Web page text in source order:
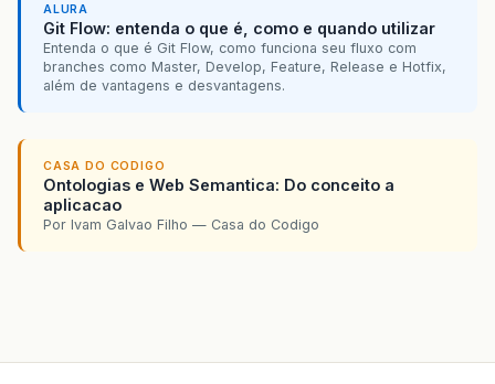
ALURA
Git Flow: entenda o que é, como e quando utilizar
Entenda o que é Git Flow, como funciona seu fluxo com
branches como Master, Develop, Feature, Release e Hotfix,
além de vantagens e desvantagens.
CASA DO CODIGO
Ontologias e Web Semantica: Do conceito a
aplicacao
Por Ivam Galvao Filho — Casa do Codigo